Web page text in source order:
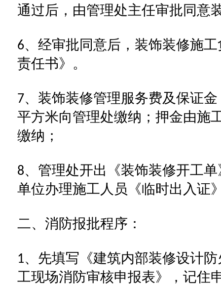
通过后，由管理处主任审批同意
6、经审批同意后，装饰装修施
责任书》。
7、装饰装修管理服务费及保证
平方米向管理处缴纳；押金由施
缴纳；
8、管理处开出《装饰装修开工
单位办理施工人员《临时出入证
二、消防报批程序：
1、先填写《建筑内部装修设计
工现场消防审核申报表》，记住